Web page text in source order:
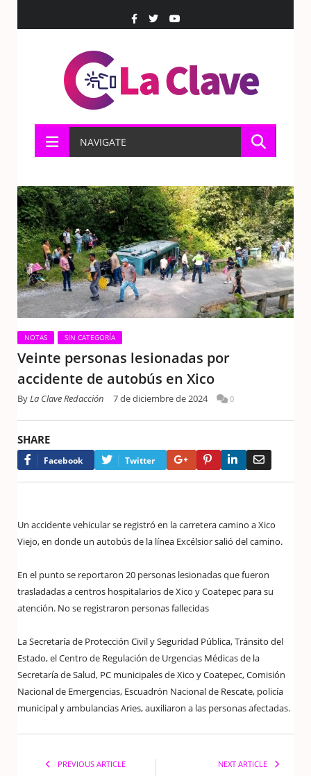
NAVIGATE
NOTAS SIN CATEGORÍA
Veinte personas lesionadas por
accidente de autobús en Xico
ByLa Clave Redacción 7 de diciembre de 2024 0
SHARE
Facebook Twitter Google+PinterestLinkedIn
Un accidente vehicular se registró en la carretera camino a Xico
Viejo, en donde un autobús de la línea Excélsior salió del camino.
En el punto se reportaron 20 personas lesionadas que fueron
trasladadas a centros hospitalarios de Xico y Coatepec para su
atención. No se registraron personas fallecidas
La Secretaría de Protección Civil y Seguridad Pública, Tránsito del
Estado, el Centro de Regulación de Urgencias Médicas de la
Secretaría de Salud, PC municipales de Xico y Coatepec, Comisión
Nacional de Emergencias, Escuadrón Nacional de Rescate, policía
municipal y ambulancias Aries, auxiliaron a las personas afectadas.
PREVIOUS ARTICLE NEXT ARTICLE